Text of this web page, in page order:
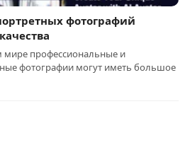
фотографий
профессиональные и
фотографии могут иметь большое